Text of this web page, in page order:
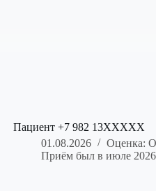
Пациент +7 982 13XXXXX
01.08.2026
Оценка:
Приём был в июле 2026